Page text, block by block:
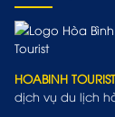
HOABINH TOURIST
dịch vụ du lịch